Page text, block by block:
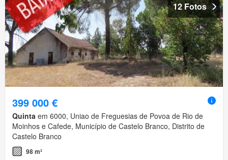
12 Fotos
399 000 €
Quinta em 6000, Uniao de Freguesias de Povoa de Rio de
Moinhos e Cafede, Município de Castelo Branco, Distrito de
Castelo Branco
98 m²